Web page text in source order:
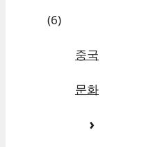
(6)
중국
문화